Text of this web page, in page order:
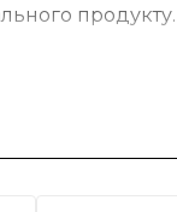
продукту.